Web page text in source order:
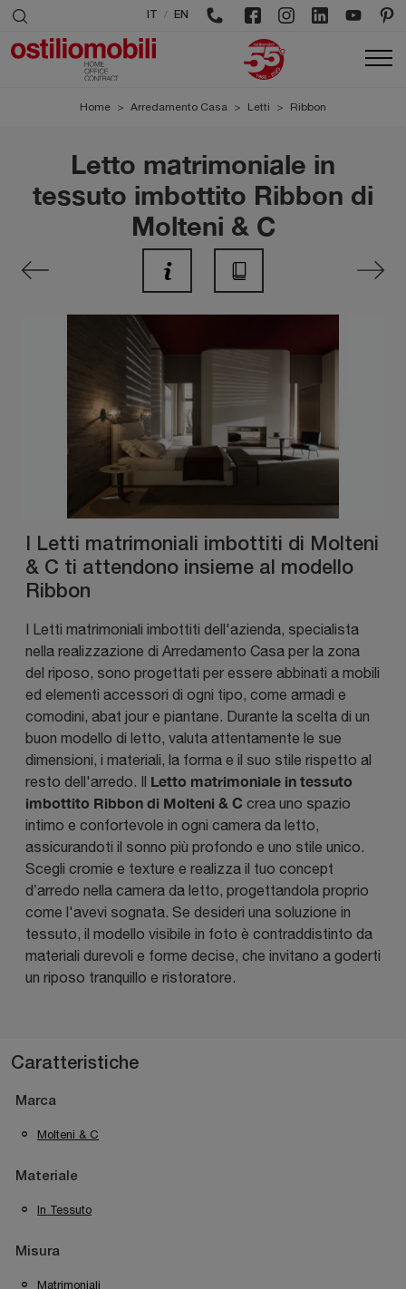
/ EN
Home > Arredamento Casa > Letti > Ribbon
Letto matrimoniale in
tessuto imbottito Ribbon di
Molteni & C
I Letti matrimoniali imbottiti di Molteni
& C ti attendono insieme al modello
Ribbon
I Letti matrimoniali imbottiti dell'azienda, specialista
nella realizzazione di Arredamento Casa per la zona
del riposo, sono progettati per essere abbinati a mobili
ed elementi accessori di ogni tipo, come armadi e
comodini, abat jour e piantane. Durante la scelta di un
buon modello di letto, valuta attentamente le sue
dimensioni, i materiali, la forma e il suo stile rispetto al
resto dell'arredo. Il Letto matrimoniale in tessuto
imbottito Ribbon di Molteni & C crea uno spazio
intimo e confortevole in ogni camera da letto,
assicurandoti il sonno più profondo e uno stile unico.
Scegli cromie e texture e realizza il tuo concept
d’arredo nella camera da letto, progettandola proprio
come l'avevi sognata. Se desideri una soluzione in
tessuto, il modello visibile in foto è contraddistinto da
materiali durevoli e forme decise, che invitano a goderti
un riposo tranquillo e ristoratore.
Caratteristiche
Marca
Molteni & C
Materiale
In Tessuto
Misura
Matrimoniali